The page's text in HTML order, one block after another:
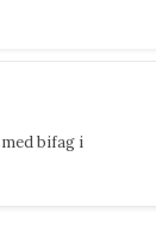
bifag i